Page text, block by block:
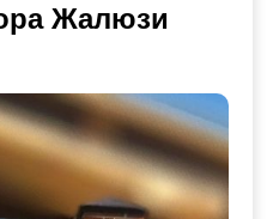
Жалюзи